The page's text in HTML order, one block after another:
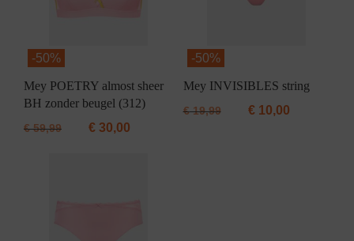
-50%
Mey POETRY almost sheer
BH zonder beugel (312)
€59,99 € 30,00
-50%
Mey INVISIBLES string
€19,99 €10,00